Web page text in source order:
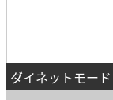
ダイネットモード